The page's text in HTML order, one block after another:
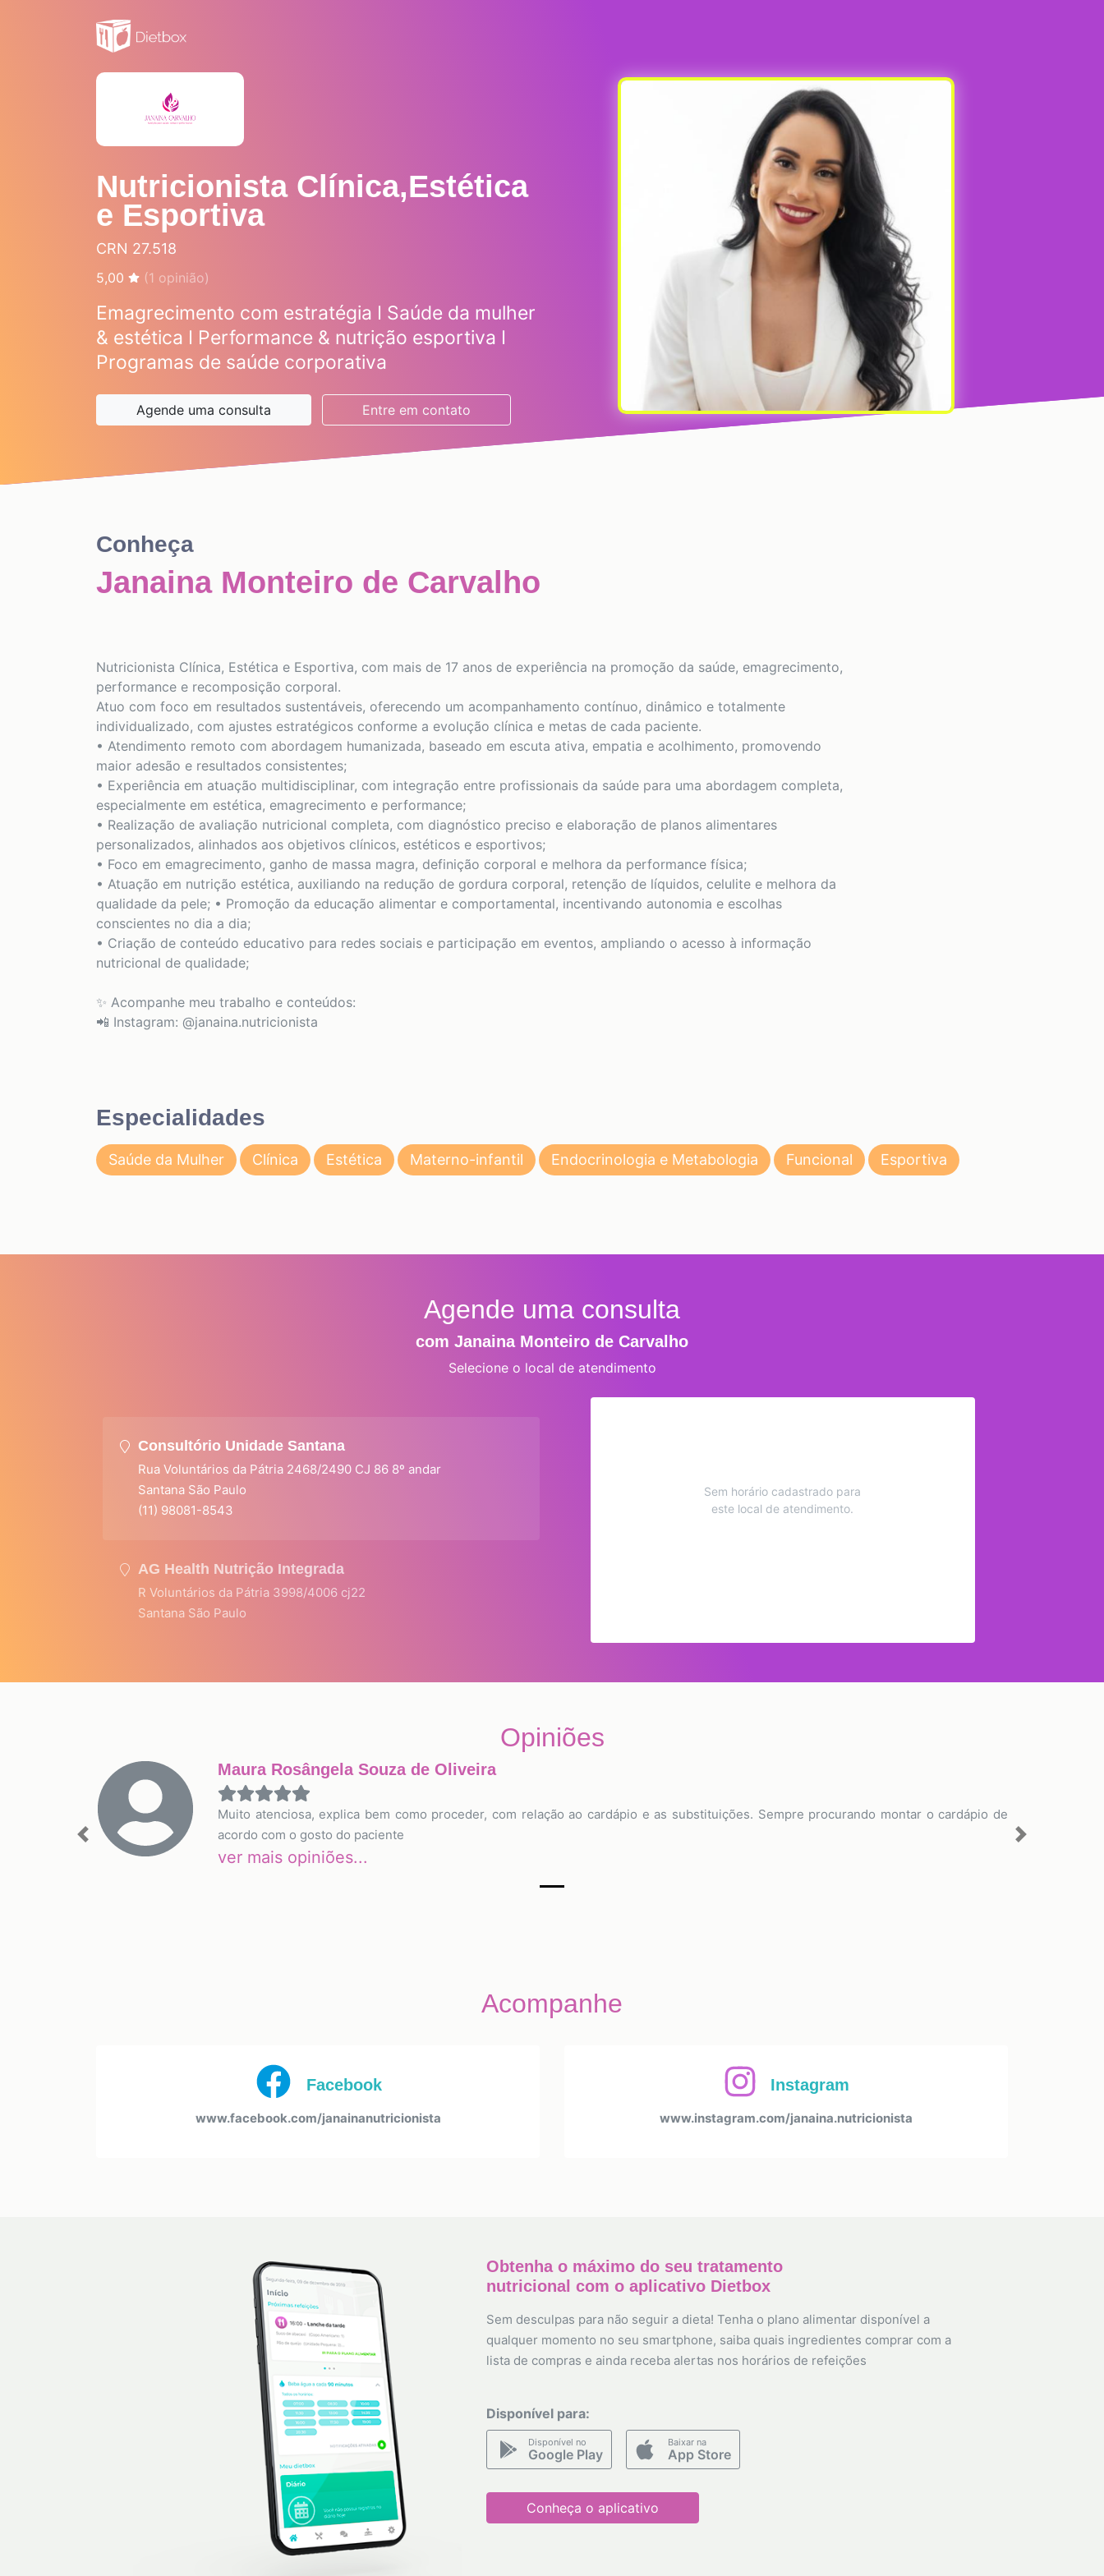
Nutricionista Clínica,Estética
e Esportiva
CRN 27.518
5,00 (1 opinião)
Emagrecimento com estratégia I Saúde da mulher
& estética I Performance & nutrição esportiva I
Programas de saúde corporativa
Agende uma consulta Entre em contato
Conheça
Janaina Monteiro de Carvalho
Nutricionista Clínica, Estética e Esportiva, com mais de 17 anos de experiência na promoção da saúde, emagrecimento,
performance e recomposição corporal.
Atuo com foco em resultados sustentáveis, oferecendo um acompanhamento contínuo, dinâmico e totalmente
individualizado, com ajustes estratégicos conforme a evolução clínica e metas de cada paciente.
• Atendimento remoto com abordagem humanizada, baseado em escuta ativa, empatia e acolhimento, promovendo
maior adesão e resultados consistentes;
• Experiência em atuação multidisciplinar, com integração entre profissionais da saúde para uma abordagem completa,
especialmente em estética, emagrecimento e performance;
• Realização de avaliação nutricional completa, com diagnóstico preciso e elaboração de planos alimentares
personalizados, alinhados aos objetivos clínicos, estéticos e esportivos;
• Foco em emagrecimento, ganho de massa magra, definição corporal e melhora da performance física;
• Atuação em nutrição estética, auxiliando na redução de gordura corporal, retenção de líquidos, celulite e melhora da
qualidade da pele; • Promoção da educação alimentar e comportamental, incentivando autonomia e escolhas
conscientes no dia a dia;
• Criação de conteúdo educativo para redes sociais e participação em eventos, ampliando o acesso à informação
nutricional de qualidade;
✨ Acompanhe meu trabalho e conteúdos:
📲 Instagram: @janaina.nutricionista
Especialidades
Saúde da Mulher Clínica Estética Materno-infantil Endocrinologia e Metabologia Funcional Esportiva
Agende uma consulta
com Janaina Monteiro de Carvalho
Selecione o local de atendimento
Consultório Unidade Santana
Rua Voluntários da Pátria 2468/2490 CJ 86 8º andar
Santana São Paulo
(11) 98081-8543
AG Health Nutrição Integrada
R Voluntários da Pátria 3998/4006 cj22
Santana São Paulo
Sem horário cadastrado para
este local de atendimento.
Opiniões
Maura Rosângela Souza de Oliveira
Muito atenciosa, explica bem como proceder, com relação ao cardápio e as substituições. Sempre procurando montar o cardápio de
acordo com o gosto do paciente
ver mais opiniões...
Previous Next
Acompanhe
Facebook
www.facebook.com/janainanutricionista
Instagram
www.instagram.com/janaina.nutricionista
Obtenha o máximo do seu tratamento
nutricional com o aplicativo Dietbox
Sem desculpas para não seguir a dieta! Tenha o plano alimentar disponível a
qualquer momento no seu smartphone, saiba quais ingredientes comprar com a
lista de compras e ainda receba alertas nos horários de refeições
Disponível para:
Disponível no
Google Play
Baixar na
App Store
Conheça o aplicativo